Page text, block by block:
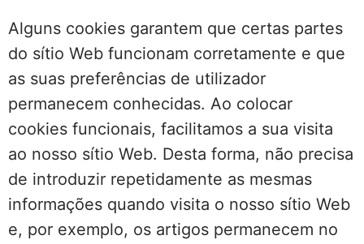
Alguns cookies garantem que certas partes
do sítio Web funcionam corretamente e que
as suas preferências de utilizador
permanecem conhecidas. Ao colocar
cookies funcionais, facilitamos a sua visita
ao nosso sítio Web. Desta forma, não precisa
de introduzir repetidamente as mesmas
informações quando visita o nosso sítio Web
e, por exemplo, os artigos permanecem no